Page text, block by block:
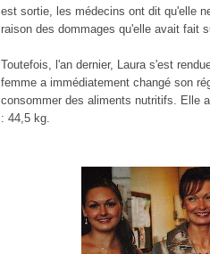
est sortie les médecins ont dit qu'elle
raison des dommages qu'elle avait fait
Toutefois , l'an dernier, Laura s'est
femme a immédiatement changé son
consommer des aliments nutritifs.
Elle
: 44,5 kg